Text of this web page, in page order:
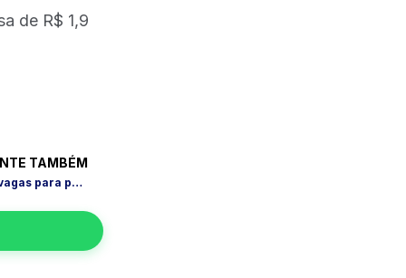
de R$ 1,9
TAMBÉM
Concurso Seduc PI: edital com 4.000 vagas para professor efetivo